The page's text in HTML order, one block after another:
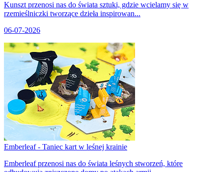
Kunszt przenosi nas do świata sztuki, gdzie wcielamy się w
rzemieślniczki tworzące dzieła inspirowan...
06-07-2026
Emberleaf - Taniec kart w leśnej krainie
Emberleaf przenosi nas do świata leśnych stworzeń, które